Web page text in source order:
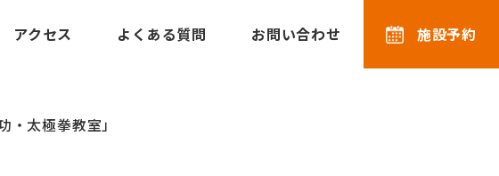
アクセス よくある質問 お問い合わせ 施設予約
太極拳教室」